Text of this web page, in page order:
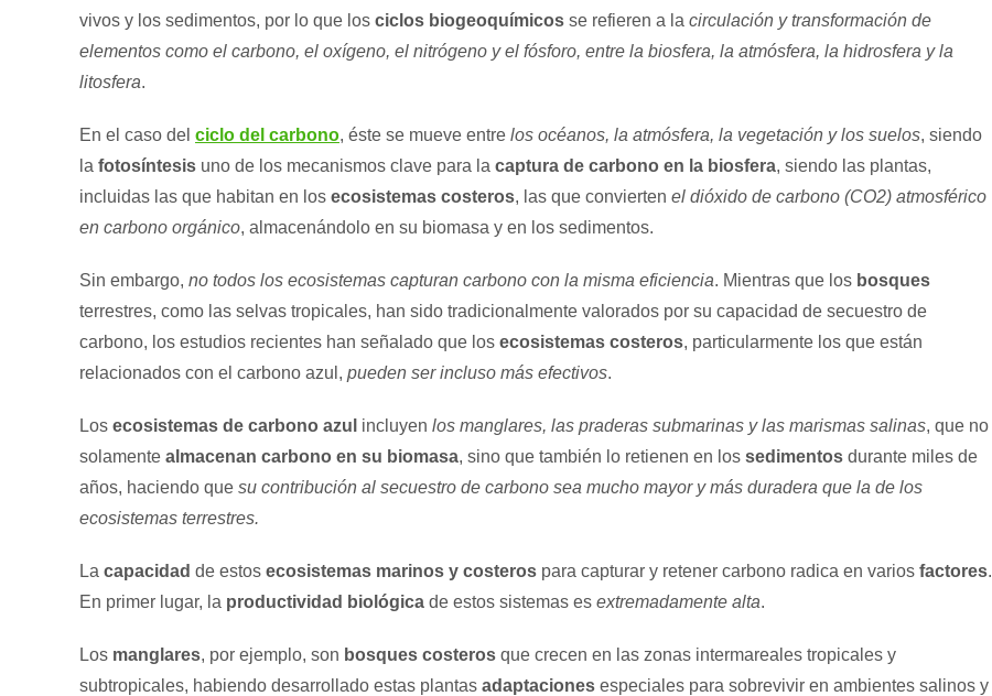
vivos y los sedimentos, por lo que los ciclos biogeoquímicos se refieren a la circulación y transformación de
elementos como el carbono, el oxígeno, el nitrógeno y el fósforo, entre la biosfera, la atmósfera, la hidrosfera y la
litosfera.
En el caso del ciclo del carbono, éste se mueve entre los océanos, la atmósfera, la vegetación y los suelos, siendo
la fotosíntesis uno de los mecanismos clave para la captura de carbono en la biosfera, siendo las plantas,
incluidas las que habitan en los ecosistemas costeros, las que convierten el dióxido de carbono (CO2) atmosférico
en carbono orgánico, almacenándolo en su biomasa y en los sedimentos.
Sin embargo, no todos los ecosistemas capturan carbono con la misma eficiencia. Mientras que los bosques
terrestres, como las selvas tropicales, han sido tradicionalmente valorados por su capacidad de secuestro de
carbono, los estudios recientes han señalado que los ecosistemas costeros, particularmente los que están
relacionados con el carbono azul, pueden ser incluso más efectivos.
Los ecosistemas de carbono azul incluyen los manglares, las praderas submarinas y las marismas salinas, que no
solamente almacenan carbono en su biomasa, sino que también lo retienen en los sedimentos durante miles de
años, haciendo que su contribución al secuestro de carbono sea mucho mayor y más duradera que la de los
ecosistemas terrestres.
La capacidad de estos ecosistemas marinos y costeros para capturar y retener carbono radica en varios factores.
En primer lugar, la productividad biológica de estos sistemas es extremadamente alta.
Los manglares, por ejemplo, son bosques costeros que crecen en las zonas intermareales tropicales y
subtropicales, habiendo desarrollado estas plantas adaptaciones especiales para sobrevivir en ambientes salinos y